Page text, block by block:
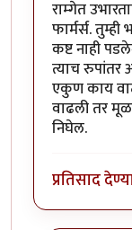
राम्गेत
फार्मर्स.
कष्ट नाही
त्याच
एकुण काय
वाढली तर
निघेल.
प्रतिसाद